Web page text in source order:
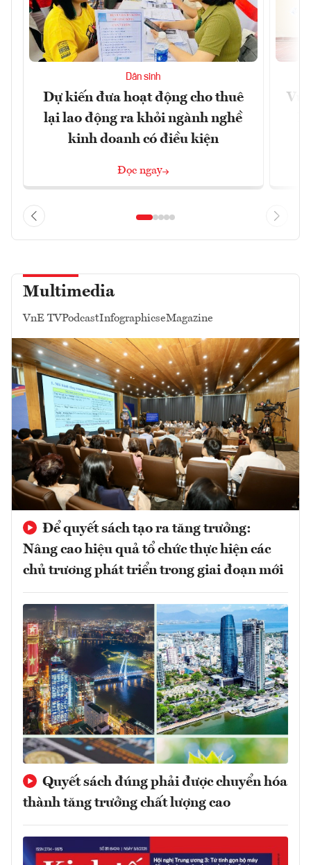
Dân sinh
Dự kiến đưa hoạt động cho thuê
lại lao động ra khỏi ngành nghề
kinh doanh có điều kiện
Đọc ngay
Multimedia
VnE TVPodcastInfographicseMagazine
Để quyết sách tạo ra tăng trưởng:
Nâng cao hiệu quả tổ chức thực hiện các
chủ trương phát triển trong giai đoạn mới
Quyết sách đúng phải được chuyển hóa
thành tăng trưởng chất lượng cao